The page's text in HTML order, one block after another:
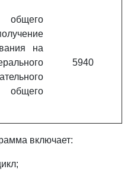
на
общего
5940
включает: